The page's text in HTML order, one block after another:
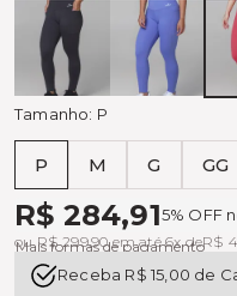
Preto ÍNDIGO
Tamanho: P
P M G GG
Tabela de medidas
ou R$ 299,90 em até 6x deR$
R$ 284,915% OFF
Mais formas de pagamento
Receba R$ 15,00 de